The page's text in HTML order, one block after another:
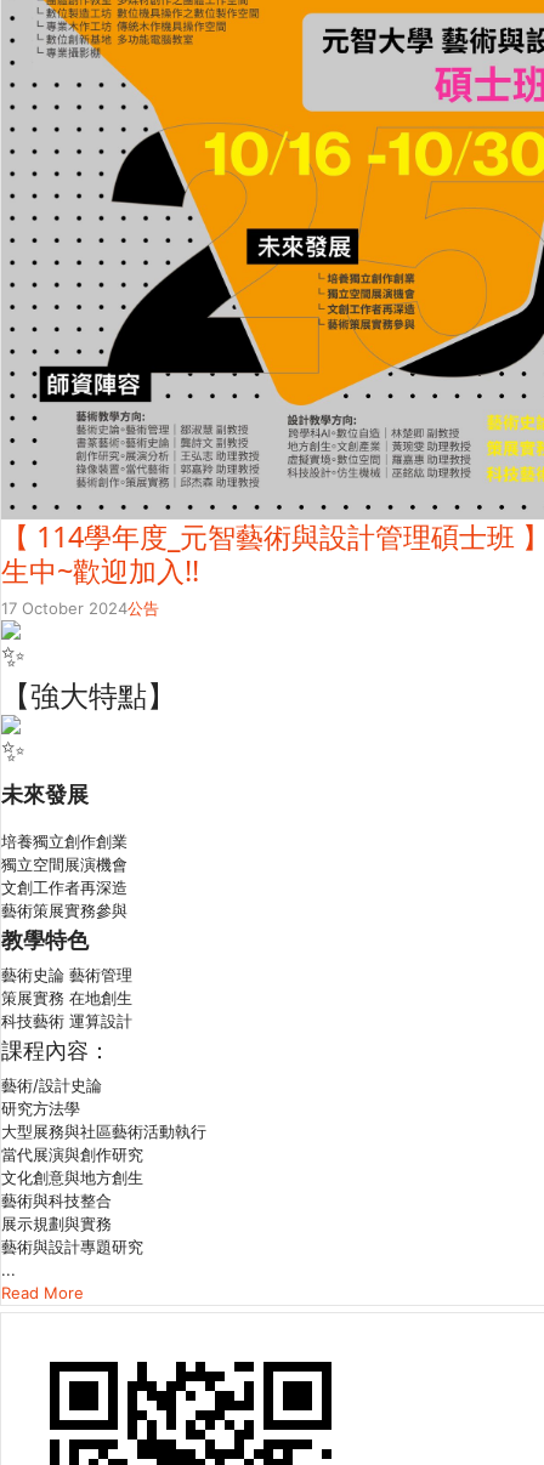
【 114學年度_元智藝術與設計管理碩士班
生中~歡迎加入!!
17 October 2024公告
【強大特點】
未來發展
培養獨立創作創業
獨立空間展演機會
文創工作者再深造
藝術策展實務參與
教學特色
藝術史論 藝術管理
策展實務 在地創生
科技藝術 運算設計
課程內容：
藝術/設計史論
研究方法學
大型展務與社區藝術活動執行
當代展演與創作研究
文化創意與地方創生
藝術與科技整合
展示規劃與實務
藝術與設計專題研究
...
Read More